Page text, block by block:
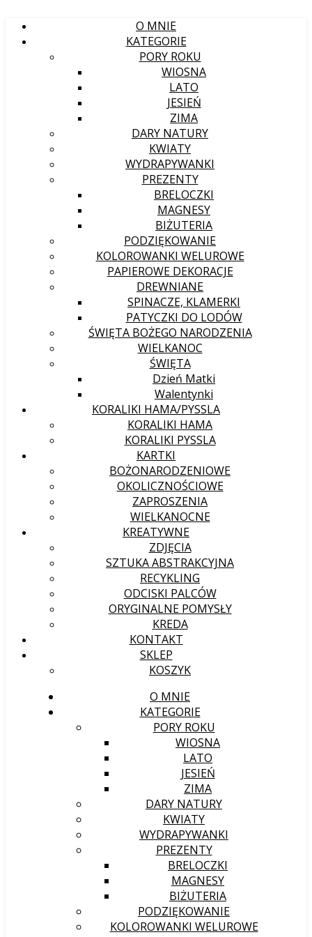
O MNIE
KATEGORIE
PORY ROKU
WIOSNA
LATO
JESIEŃ
ZIMA
DARY NATURY
KWIATY
WYDRAPYWANKI
PREZENTY
BRELOCZKI
MAGNESY
BIŻUTERIA
PODZIĘKOWANIE
KOLOROWANKI WELUROWE
PAPIEROWE DEKORACJE
DREWNIANE
SPINACZE, KLAMERKI
PATYCZKI DO LODÓW
ŚWIĘTA BOŻEGO NARODZENIA
WIELKANOC
ŚWIĘTA
Dzień Matki
Walentynki
KORALIKI HAMA/PYSSLA
KORALIKI HAMA
KORALIKI PYSSLA
KARTKI
BOŻONARODZENIOWE
OKOLICZNOŚCIOWE
ZAPROSZENIA
WIELKANOCNE
KREATYWNE
ZDJĘCIA
SZTUKA ABSTRAKCYJNA
RECYKLING
ODCISKI PALCÓW
ORYGINALNE POMYSŁY
KREDA
KONTAKT
SKLEP
KOSZYK
O MNIE
KATEGORIE
PORY ROKU
WIOSNA
LATO
JESIEŃ
ZIMA
DARY NATURY
KWIATY
WYDRAPYWANKI
PREZENTY
BRELOCZKI
MAGNESY
BIŻUTERIA
PODZIĘKOWANIE
KOLOROWANKI WELUROWE